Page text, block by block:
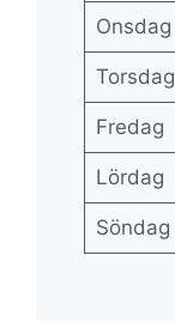
Onsdag
Torsdag
Fredag
Lördag
Söndag